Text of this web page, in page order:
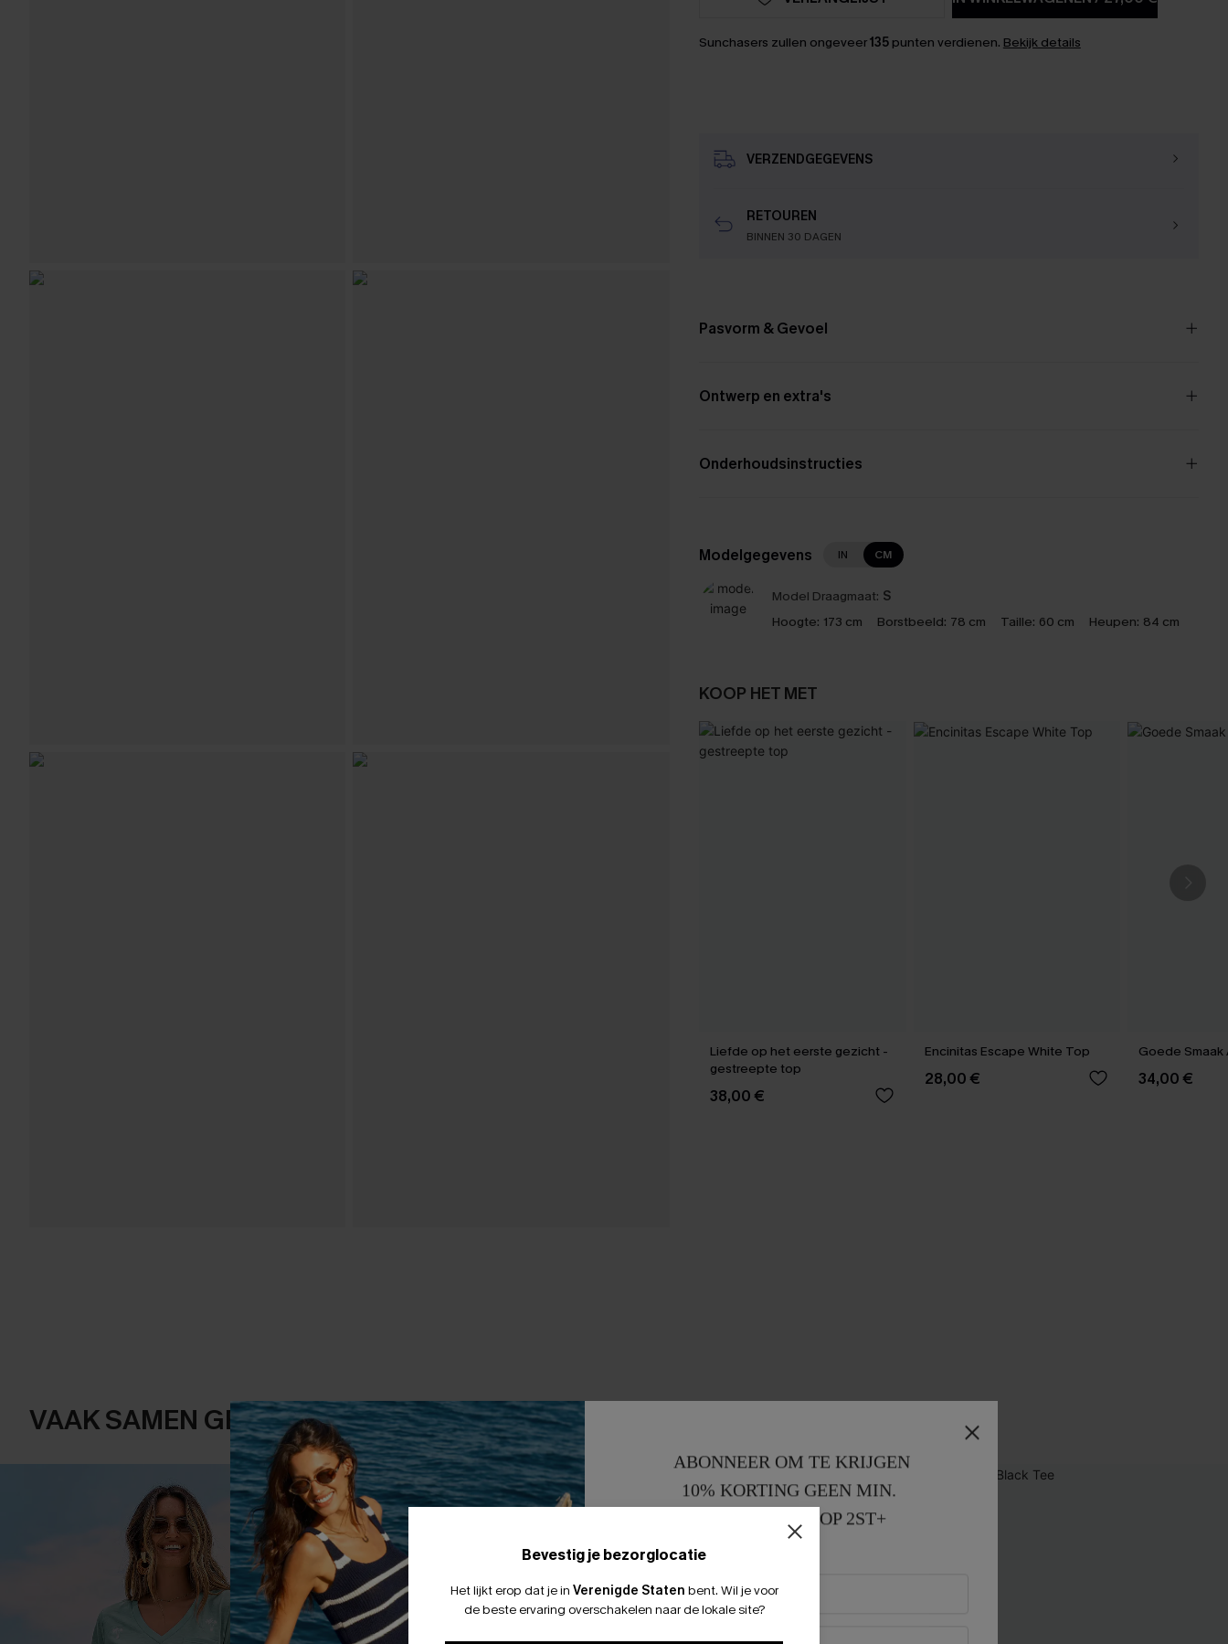
Sunchasers zullen ongeveer135punten verdienen. Bekijk details
VERZENDGEGEVENS
RETOUREN
BINNEN 30 DAGEN
Pasvorm & Gevoel
Ontwerp en extra's
Onderhoudsinstructies
Modelgegevens IN CM
Model Draagmaat: S
Hoogte: 173 cm Borstbeeld: 78 cm Taille: 60 cm Heupen: 84 cm
KOOP HET MET
Liefde op het eerste gezicht -
gestreepte top
38,00 €
Encinitas Escape White Top
28,00 €
Goede
34,00 €
VAAK SAMEN GEKOCHT
Bevestig je bezorglocatie
Het lijkt erop dat je in Verenigde Staten bent. Wil je voor
de beste ervaring overschakelen naar de lokale site?
ABONNEER OM TE KRIJGEN
10% KORTING GEEN MIN.
15% KORTING OP 2ST+